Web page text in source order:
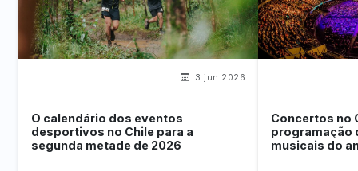
3 jun 2026
O calendário dos eventos
desportivos no Chile para a
segunda metade de 2026
Concertos no
programação
musicais do